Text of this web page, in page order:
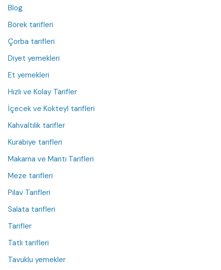
Blog
Börek tarifleri
Çorba tarifleri
Diyet yemekleri
Et yemekleri
Hızlı ve Kolay Tarifler
İçecek ve Kokteyl tarifleri
Kahvaltılık tarifler
Kurabiye tarifleri
Makarna ve Mantı Tarifleri
Meze tarifleri
Pilav Tarifleri
Salata tarifleri
Tarifler
Tatlı tarifleri
Tavuklu yemekler